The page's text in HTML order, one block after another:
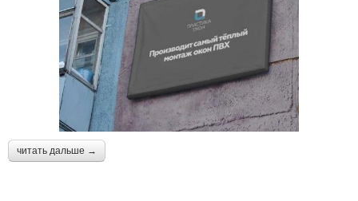
читать дальше →